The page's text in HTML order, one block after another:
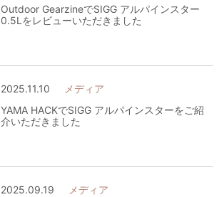
Outdoor GearzineでSIGG アルパインスター
0.5Lをレビューいただきました
2025.11.10
メディア
YAMA HACKでSIGG アルパインスターをご紹
介いただきました
2025.09.19
メディア